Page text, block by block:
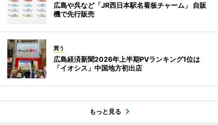
広島や呉など「JR西日本駅名看板チャーム」 自販
機で先行販売
買う
広島経済新聞2026年上半期PVランキング1位は
「イオシス」中国地方初出店
もっと見る